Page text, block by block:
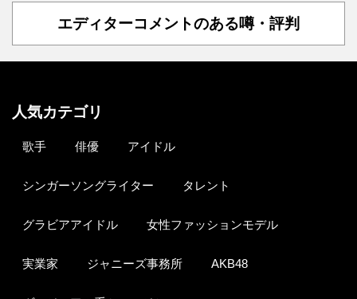
エディターコメントのある噂・評判
人気カテゴリ
歌手 俳優 アイドル
シンガーソングライター タレント
グラビアアイドル 女性ファッションモデル
実業家 ジャニーズ事務所 AKB48